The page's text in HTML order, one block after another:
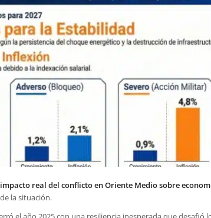
impacto real del conflicto en Oriente Medio sobre
la situación.